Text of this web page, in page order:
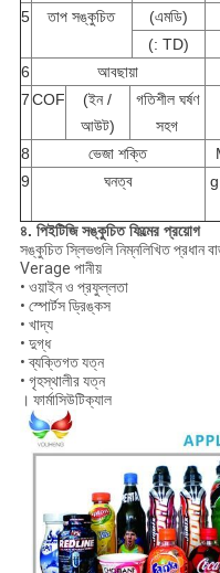
5
তাপ সঙ্কুচিত (এমডি)
(: TD)
6
আবছায়া
7COF
(ইন /
আউট)
গতিশীল ঘর্ষণ
সহগ
8 ভেজা শক্তি
9
ঘনত্ব
৪. পিইটিজি সঙ্কুচিত ফিল্মের প্রয়োগ
সঙ্কুচিত স্লিভগুলি নিম্নলিখিত প্রধান
Verage পানীয়
• ওয়াইন ও প্রফুল্লতা
• স্পোর্টস ড্রিঙ্কস
• খাদ্য
• দুগ্ধ
• ব্যক্তিগত যত্ন
• গৃহস্থালীর যত্ন
। ফার্মাসিউটিক্যাল